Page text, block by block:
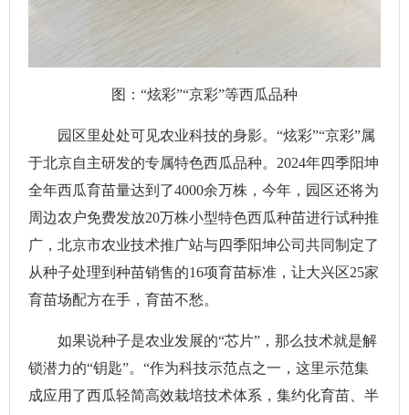
图：“炫彩”“京彩”等西瓜品种
园区里处处可见农业科技的身影。“炫彩”“京彩”属
于北京自主研发的专属特色西瓜品种。2024年四季阳坤
全年西瓜育苗量达到了4000余万株，今年，园区还将为
周边农户免费发放20万株小型特色西瓜种苗进行试种推
广，北京市农业技术推广站与四季阳坤公司共同制定了
从种子处理到种苗销售的16项育苗标准，让大兴区25家
育苗场配方在手，育苗不愁。
如果说种子是农业发展的“芯片”，那么技术就是解
锁潜力的“钥匙”。“作为科技示范点之一，这里示范集
成应用了西瓜轻简高效栽培技术体系，集约化育苗、半